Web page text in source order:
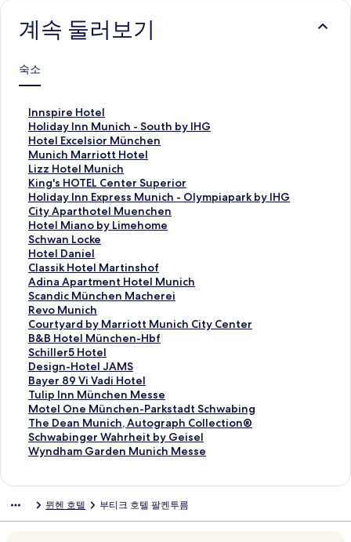
계속 둘러보기
숙소
Innspire Hotel
I
n
n
s
p
i
r
e
H
o
t
e
l
페
이
지
를
여
는
링
크
Holiday Inn Munich - South by IHG
H
o
l
i
d
a
y
I
n
n
M
u
n
i
c
h
-
S
o
u
t
h
b
y
페
이
Hotel Excelsior München
H
o
t
e
l
E
x
c
e
l
s
i
o
r
M
ü
n
c
h
e
n
페
이
는
링
Munich Marriott Hotel
M
u
n
i
c
h
M
a
r
r
i
o
t
t
H
o
t
e
l
페
이
지
링
크
Lizz Hotel Munich
L
i
z
z
H
o
t
e
l
M
u
n
i
c
h
페
이
지
를
여
는
King's HOTEL Center Superior
K
i
n
g
'
s
H
O
T
E
L
C
e
n
t
e
r
S
u
p
r
Holiday Inn Express Munich - Olympiapark by IHG
H
o
l
i
d
a
y
I
n
n
E
x
p
r
e
s
s
M
u
-
City Aparthotel Muenchen
C
i
t
y
A
p
a
r
t
h
o
t
e
l
M
u
e
n
페
Hotel Miano by Limehome
H
o
t
e
l
M
i
a
n
o
b
y
L
i
m
e
h
페
이
Schwan Locke
S
c
h
w
a
n
L
o
c
k
e
페
이
지
를
여
Hotel Daniel
H
o
t
e
l
D
a
n
i
e
l
페
이
지
를
크
Classik Hotel Martinshof
C
l
a
s
s
i
k
H
o
t
e
l
M
a
s
Adina Apartment Hotel Munich
A
d
i
n
a
A
p
a
r
t
m
e
n
e
Scandic München Macherei
S
c
a
n
d
i
c
M
ü
n
c
h
c
Revo Munich
R
e
v
o
M
u
n
i
c
h
페
여
는
Courtyard by Marriott Munich City Center
C
o
u
r
t
y
a
r
d
b
r
B&B Hotel München-Hbf
B
&
B
H
o
t
e
l
M
e
Schiller5 Hotel
S
c
h
i
l
l
e
r
e
Design-Hotel JAMS
D
e
s
i
g
n
-
l
Bayer 89 Vi Vadi Hotel
B
a
y
e
r
8
a
Tulip Inn München Messe
T
u
l
i
p
M
ü
Motel One München-Parkstadt Schwabing
M
o
t
e
M
The Dean Munich, Autograph Collection®
T
h
e
M
Schwabinger Wahrheit by Geisel
S
c
i
Wyndham Garden Munich Messe
W
a
뮌헨 호텔 부티크 호텔 팔켄투름